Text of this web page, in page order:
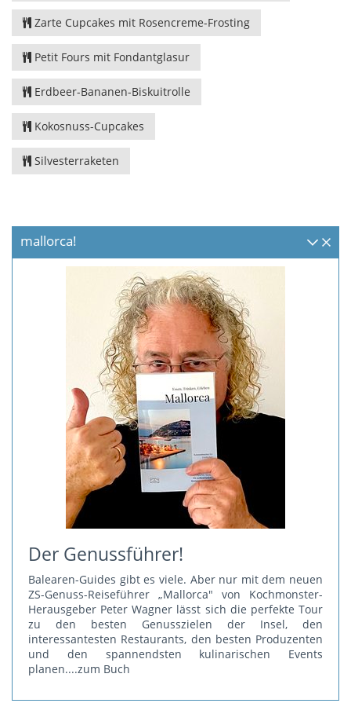
Zarte Cupcakes mit Rosencreme-Frosting
Petit Fours mit Fondantglasur
Erdbeer-Bananen-Biskuitrolle
Kokosnuss-Cupcakes
Silvesterraketen
mallorca!
Der Genussführer!
Balearen-Guides gibt es viele. Aber nur mit dem neuen
ZS-Genuss-Reiseführer „Mallorca" von Kochmonster-
Herausgeber Peter Wagner lässt sich die perfekte Tour
zu den besten Genusszielen der Insel, den
interessantesten Restaurants, den besten Produzenten
und den spannendsten kulinarischen Events
planen....zum Buch